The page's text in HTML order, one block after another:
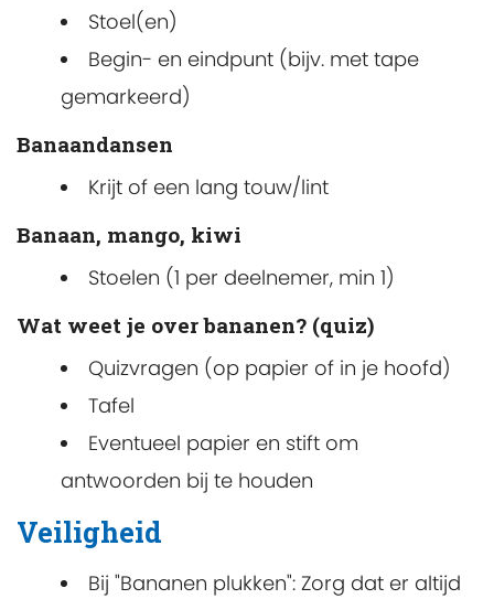
Stoel(en)
Begin- en eindpunt (bijv. met tape
gemarkeerd)
Banaandansen
Krijt of een lang touw/lint
Banaan, mango, kiwi
Stoelen (1 per deelnemer, min 1)
Wat weet je over bananen? (quiz)
Quizvragen (op papier of in je hoofd)
Tafel
Eventueel papier en stift om
antwoorden bij te houden
Veiligheid
Bij "Bananen plukken": Zorg dat er altijd